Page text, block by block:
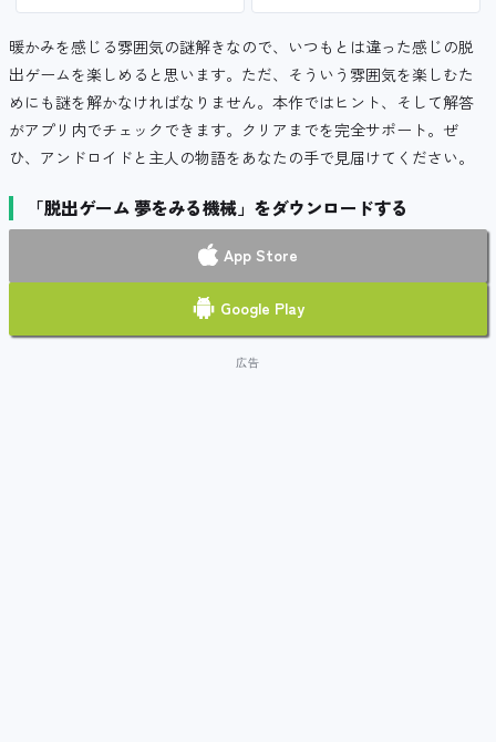
暖かみを感じる雰囲気の謎解きなので、いつもとは違った感じの脱
出ゲームを楽しめると思います。ただ、そういう雰囲気を楽しむた
めにも謎を解かなければなりません。本作ではヒント、そして解答
がアプリ内でチェックできます。クリアまでを完全サポート。ぜ
ひ、アンドロイドと主人の物語をあなたの手で見届けてください。
「脱出ゲーム 夢をみる機械」をダウンロードする
App Store
Google Play